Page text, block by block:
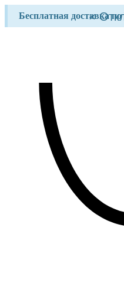
содержимому
Бесплатная доставка
×